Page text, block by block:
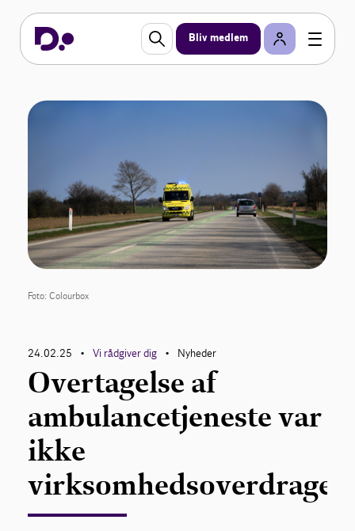
Bliv medlem
Foto: Colourbox
24.02.25 • Vi rådgiver dig • Nyheder
Overtagelse af
ambulancetjeneste var
ikke